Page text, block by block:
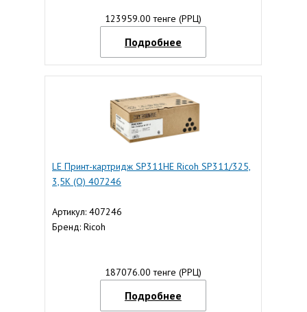
123959.00 тенге (РРЦ)
Подробнее
LE Принт-картридж SP311HE Ricoh SP311/325,
3,5К (О) 407246
Артикул: 407246
Бренд: Ricoh
187076.00 тенге (РРЦ)
Подробнее